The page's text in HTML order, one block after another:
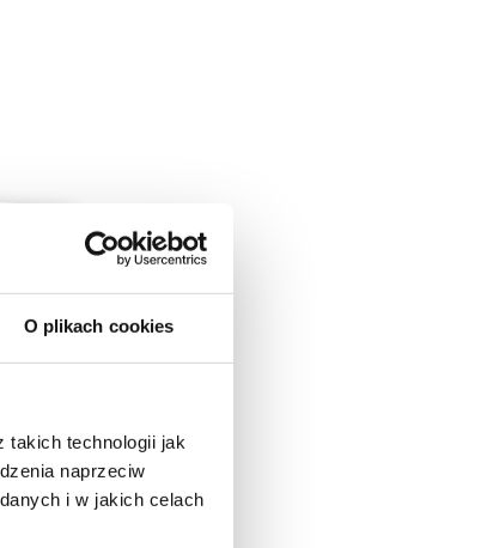
O plikach cookies
takich technologii jak
naprzeciw
i w jakich celach